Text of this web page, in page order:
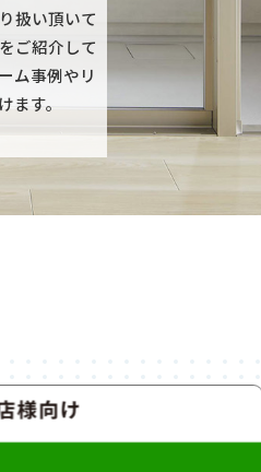
扱い頂いて
ご紹介して
ム事例やリ
す。